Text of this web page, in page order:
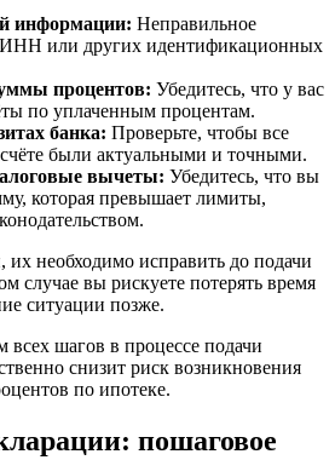
информации: Неправильное
или других идентификационных
процентов: Убедитесь, что у вас
по уплаченным процентам.
банка: Проверьте, чтобы все
были актуальными и точными.
вычеты: Убедитесь, что вы
которая превышает лимиты,
необходимо исправить до подачи
случае вы рискуете потерять время
ситуации позже.
всех шагов в процессе подачи
снизит риск возникновения
по ипотеке.
пошаговое